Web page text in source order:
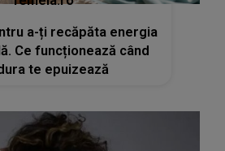
a-ți recăpăta energia
Ce funcționează când
te epuizează